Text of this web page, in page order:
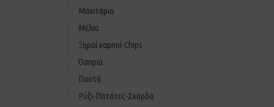
Μανιτάρια
Μέλια
Ξηροί καρποί-Chips
Όσπρια
Παστά
Ρύζι-Πατάτες-Σκόρδα